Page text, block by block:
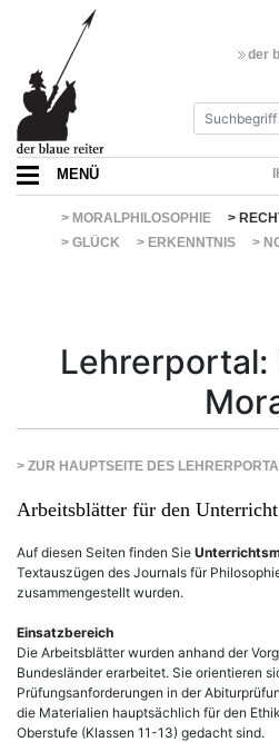
der
MENÜ
> MORALPHILOSOPHIE >
> GLÜCK
> ERKENNTNIS >
Lehrerportal:
> ZUR HAUPTSEITE DES
Arbeitsblätter für den Unterricht
Auf diesen Seiten finden Sie
Textauszügen des Journals für
zusammengestellt wurden.
Einsatzbereich
Die Arbeitsblätter wurden anhand der
Bundesländer erarbeitet. Sie orientieren
Prüfungsanforderungen in der
die Materialien hauptsächlich für den
Oberstufe (Klassen 11-13) gedacht sind.